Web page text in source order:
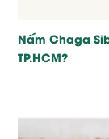
Nấm Chaga
TP.HCM?